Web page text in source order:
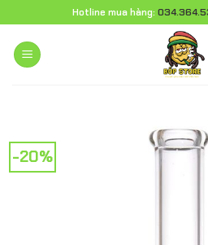
đến
nội
dung
Hotline mua hàng:
-20%